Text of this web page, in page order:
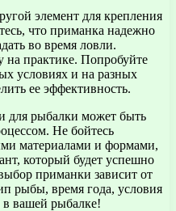
элемент для крепления
что приманка надежно
во время ловли.
практике. Попробуйте
условиях и на разных
ее эффективность.
для рыбалки может быть
Не бойтесь
материалами и формами,
который будет успешно
приманки зависит от
рыбы, время года, условия
в вашей рыбалке!